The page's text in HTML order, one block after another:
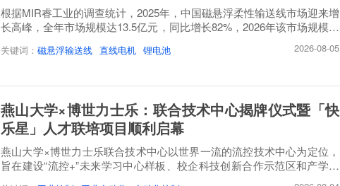
根据MIR睿工业的调查统计，2025年，中国磁悬浮柔性输送线市场迎来增
长高峰，全年市场规模达13.5亿元，同比增长82%，2026年该市场规模将
关键词： 磁悬浮输送线 直线电机 锂电池 2026-08-05
燕山大学×博世力士乐：联合技术中心揭牌仪式暨「快
乐星」人才联培项目顺利启幕
燕山大学×博世力士乐联合技术中心以世界一流的流控技术中心为定位，
旨在建设“流控+”未来学习中心样板、校企科技创新合作示范区和产学研